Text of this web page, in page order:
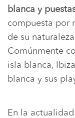
blanca y
compuesta por
de su
Comúnmente
isla blanca,
blanca y sus
En la